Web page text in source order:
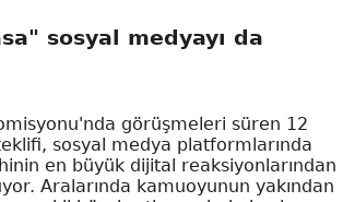
sosyal medyayı da
görüşmeleri süren 12
sosyal medya platformlarında
en büyük dijital reaksiyonlarından
Aralarında kamuoyunun yakından